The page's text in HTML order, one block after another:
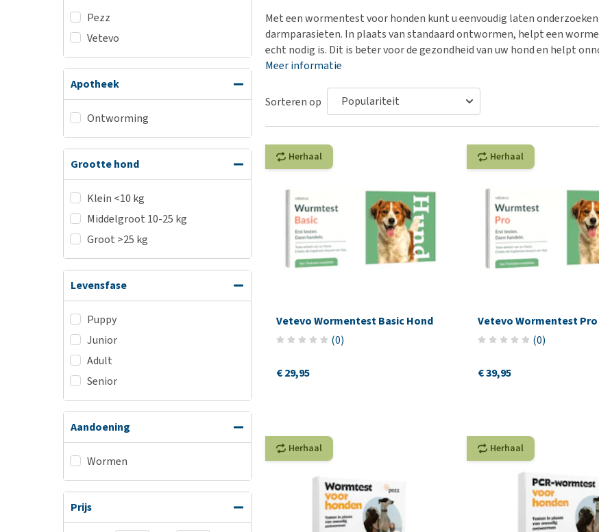
Biologisch hondenvoer
Vegan hondenvoer
Bekijk alles
Bench
Op reis en onderweg
Bekijk alles
Bekijk alles
Pezz
Vetevo
Apotheek
Ontworming
Grootte hond
Klein <10 kg
Middelgroot 10-25 kg
Groot >25 kg
Levensfase
Puppy
Junior
Adult
Senior
Aandoening
Wormen
Prijs
Met een wormentest voor honden kunt u eenvoudig laten
darmparasieten. In plaats van standaard ontwormen, helpt een
echt nodig is. Dit is beter voor de gezondheid van uw hond en helpt
Meer informatie
Sorteren op
Herhaal
Vetevo Wormentest Basic Hond
(0)
€ 29,95
Herhaal
Vetevo Wormentest
(0)
€ 39,95
Herhaal Herhaal